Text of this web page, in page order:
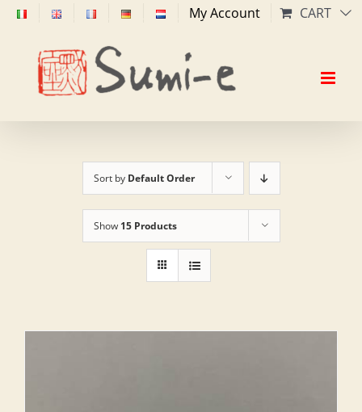
Skip
content
My Account CART
Sort by Default Order
Show 15 Products